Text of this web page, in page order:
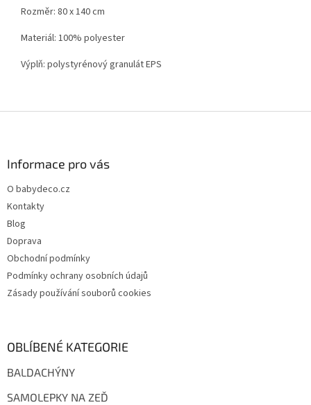
Rozměr: 80 x 140 cm
Materiál: 100% polyester
Výplň: polystyrénový granulát EPS
Informace pro vás
O babydeco.cz
Kontakty
Blog
Doprava
Obchodní podmínky
Podmínky ochrany osobních údajů
Zásady používání souborů cookies
OBLÍBENÉ KATEGORIE
BALDACHÝNY
SAMOLEPKY NA ZEĎ